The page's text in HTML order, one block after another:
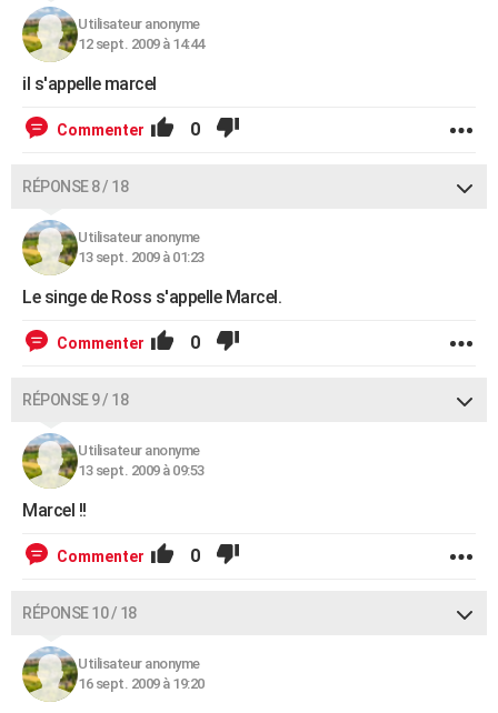
Utilisateur anonyme
12 sept. 2009 à 14:44
il s'appelle marcel
Commenter 0
RÉPONSE 8 / 18
Utilisateur anonyme
13 sept. 2009 à 01:23
Le singe de Ross s'appelle Marcel.
Commenter 0
RÉPONSE 9 / 18
Utilisateur anonyme
13 sept. 2009 à 09:53
Marcel !!
Commenter 0
RÉPONSE 10 / 18
Utilisateur anonyme
16 sept. 2009 à 19:20